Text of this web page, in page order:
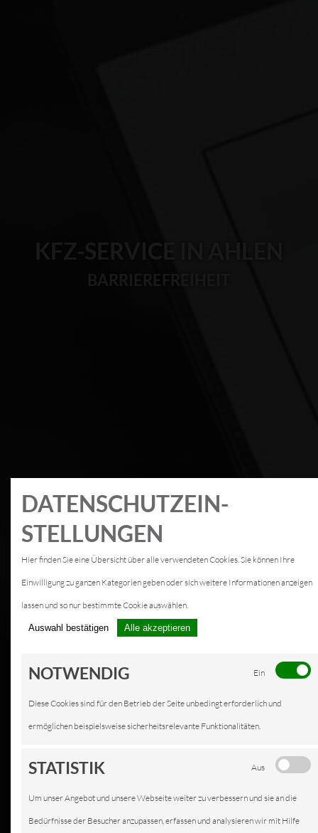
DATEN­SCHUTZ­EIN­
STELLUNGEN
Hier finden Sie eine Übersicht über alle verwendeten Cookies. Sie können Ihre
Einwilligung zu ganzen Kategorien geben oder sich weitere Informationen anzeigen
lassen und so nur bestimmte Cookie auswählen.
Auswahl bestätigen Alle akzeptieren
NOTWENDIG Ein
Diese Cookies sind für den Betrieb der Seite unbedingt erforderlich und
ermöglichen beispielsweise sicherheitsrelevante Funktionalitäten.
STATISTIK Aus
Um unser Angebot und unsere Webseite weiter zu verbessern und sie an die
Bedürfnisse der Besucher anzupassen, erfassen und analysieren wir mit Hilfe